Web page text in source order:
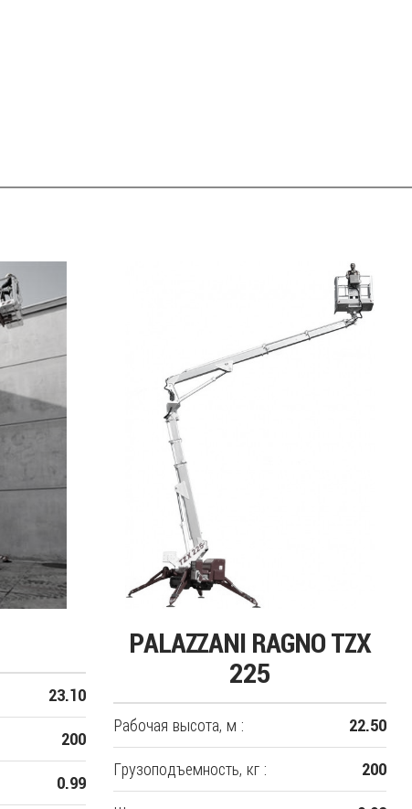
23.10
200
0.99
PALAZZANI RAGNO TZX
225
Рабочая высота, м : 22.50
Грузоподъемность, кг : 200